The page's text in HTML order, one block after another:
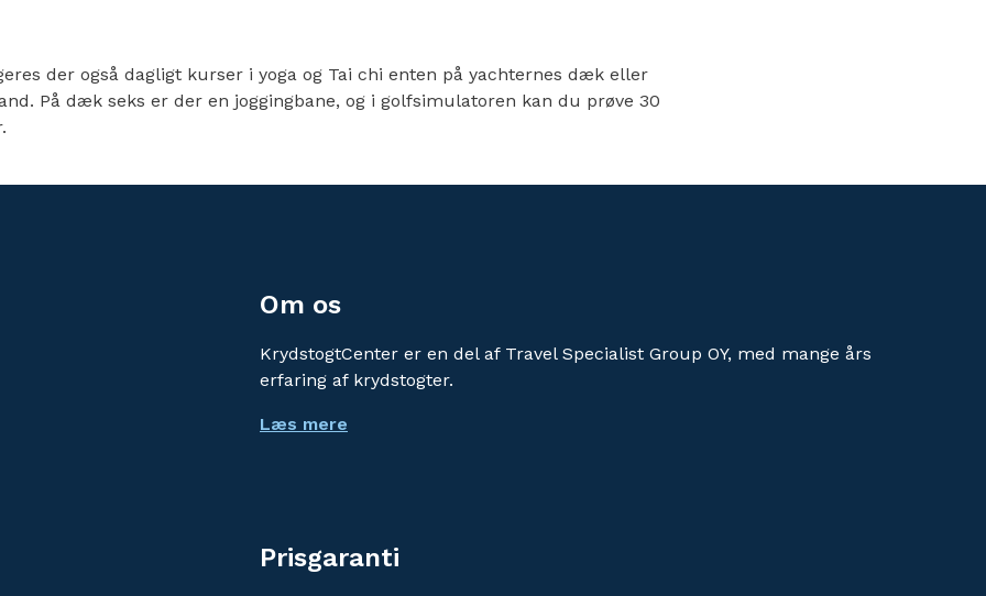
der også dagligt kurser i yoga og Tai chi enten på yachternes dæk eller
På dæk seks er der en joggingbane, og i golfsimulatoren kan du prøve 30
Om os
KrydstogtCenter er en del af Travel Specialist Group OY, med mange års
erfaring af krydstogter.
Læs mere
Prisgaranti